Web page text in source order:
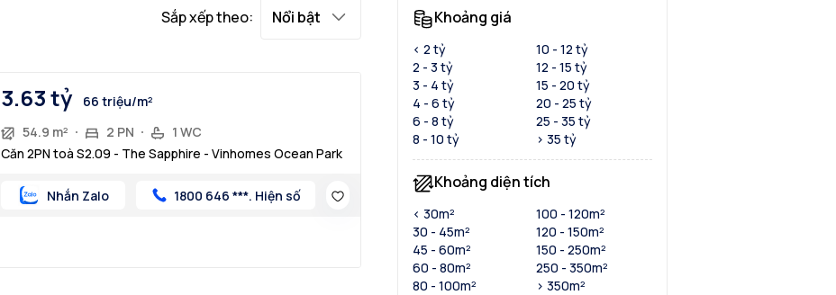
Sắp xếp theo: Nổi bật
3.63 tỷ
66 triệu/m²
54.9 m²
2 PN
1 WC
Căn 2PN toà S2.09 - The Sapphire - Vinhomes Ocean Park
Nhắn Zalo 1800 646 ***. Hiện số
Khoảng giá
< 2 tỷ
2 - 3 tỷ
3 - 4 tỷ
4 - 6 tỷ
6 - 8 tỷ
8 - 10 tỷ
10 - 12 tỷ
12 - 15 tỷ
15 - 20 tỷ
20 - 25 tỷ
25 - 35 tỷ
> 35 tỷ
Khoảng diện tích
< 30m²
30 - 45m²
45 - 60m²
60 - 80m²
80 - 100m²
100 - 120m²
120 - 150m²
150 - 250m²
250 - 350m²
> 350m²